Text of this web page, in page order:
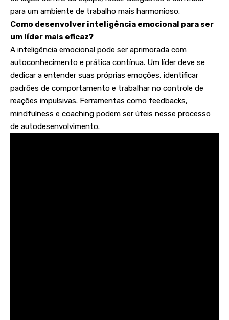
para um ambiente de trabalho mais harmonioso.
Como desenvolver inteligência emocional para ser
um líder mais eficaz?
A inteligência emocional pode ser aprimorada com
autoconhecimento e prática contínua. Um líder deve se
dedicar a entender suas próprias emoções, identificar
padrões de comportamento e trabalhar no controle de
reações impulsivas. Ferramentas como feedbacks,
mindfulness e coaching podem ser úteis nesse processo
de autodesenvolvimento.